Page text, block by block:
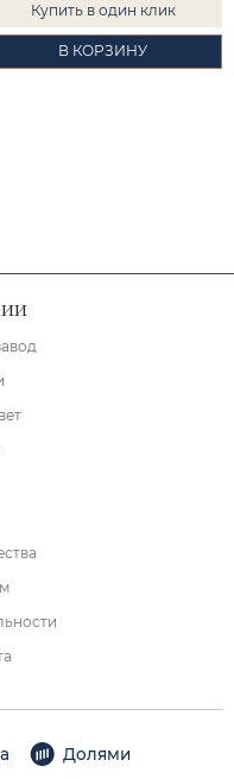
Купить в один клик
В КОРЗИНУ
Долями